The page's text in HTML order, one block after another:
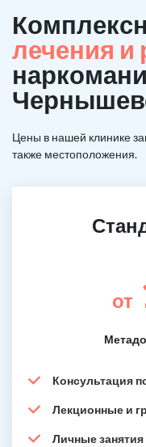
лечения и
Цены в нашей клинике
также местоположения.
от
Консультация
Лекционные и
Личные